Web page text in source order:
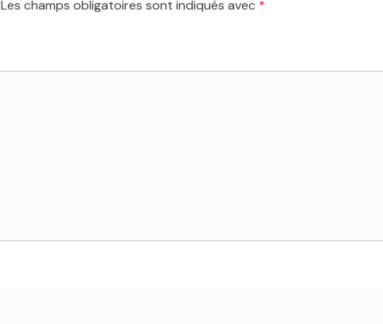
Les champs obligatoires sont indiqués avec *